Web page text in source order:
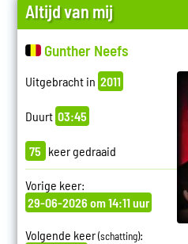
Altijd van mij
Gunther Neefs
Uitgebracht in 2011
Duurt 03:45
75 keer gedraaid
Vorige keer:
29-06-2026 om 14:11 uur
Volgende keer(schatting):